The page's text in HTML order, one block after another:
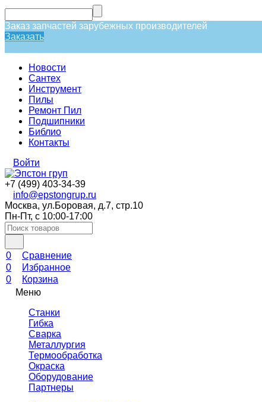
Заказ запчастей зарубежных производителей
Заказать
Новости
Сантех
Инструмент
Пилы
Ремонт Пил
Подшипники
Библио
Контакты
Войти
+7 (499) 403-34-39
info@epstongrup.ru
Москва, ул.Боровая, д.7, стр.10
Пн-Пт, с 10:00-17:00
0
Сравнение
0
Избранное
0
Корзина
Меню
Станки
Гибка
Сварка
Металлургия
Термообработка
Окраска
Оборудование
Партнеры